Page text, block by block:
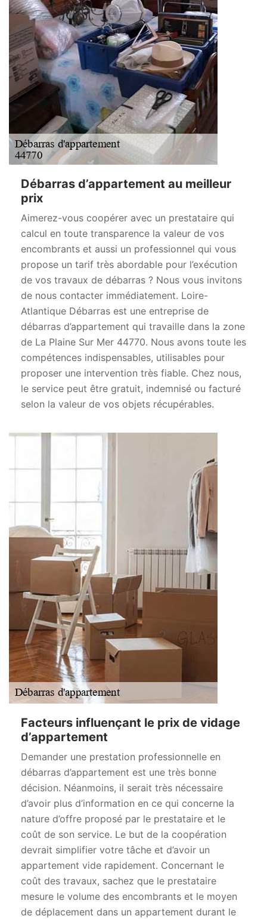
Débarras d’appartement au meilleur
prix
Aimerez-vous coopérer avec un prestataire qui
calcul en toute transparence la valeur de vos
encombrants et aussi un professionnel qui vous
propose un tarif très abordable pour l’exécution
de vos travaux de débarras ? Nous vous invitons
de nous contacter immédiatement. Loire-
Atlantique Débarras est une entreprise de
débarras d’appartement qui travaille dans la zone
de La Plaine Sur Mer 44770. Nous avons toute les
compétences indispensables, utilisables pour
proposer une intervention très fiable. Chez nous,
le service peut être gratuit, indemnisé ou facturé
selon la valeur de vos objets récupérables.
Facteurs influençant le prix de vidage
d’appartement
Demander une prestation professionnelle en
débarras d’appartement est une très bonne
décision. Néanmoins, il serait très nécessaire
d’avoir plus d’information en ce qui concerne la
nature d’offre proposé par le prestataire et le
coût de son service. Le but de la coopération
devrait simplifier votre tâche et d’avoir un
appartement vide rapidement. Concernant le
coût des travaux, sachez que le prestataire
mesure le volume des encombrants et le moyen
de déplacement dans un appartement durant le